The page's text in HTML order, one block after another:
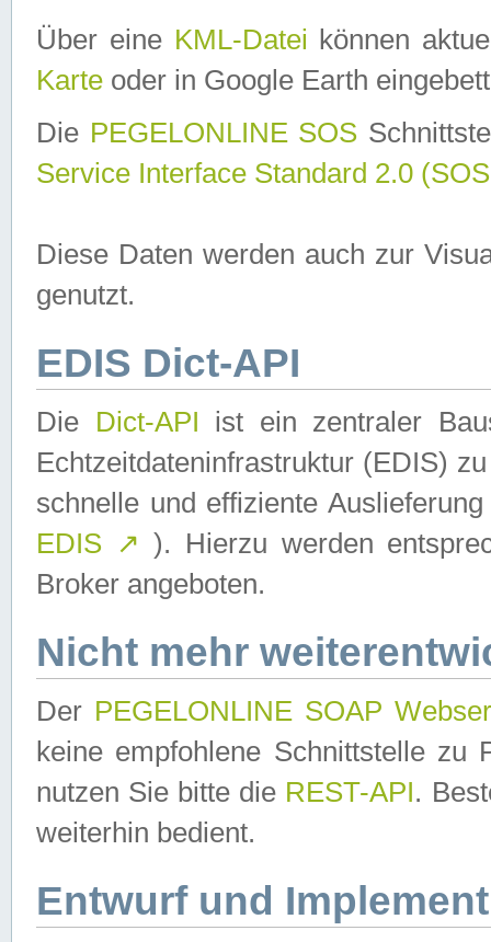
Über eine KML-Datei können
Karte oder in Google Earth
Die PEGELONLINE SOS
Service Interface Standard 2.0
Diese Daten werden auch zur
genutzt.
EDIS Dict-API
Die Dict-API ist ein zentraler
Echtzeitdateninfrastruktur (EDIS)
schnelle und effiziente
EDIS ↗ ). Hierzu werden
Broker angeboten.
Nicht mehr
Der PEGELONLINE SOAP
keine empfohlene Schnittstelle zu
nutzen Sie bitte die REST-API.
weiterhin bedient.
Entwurf und